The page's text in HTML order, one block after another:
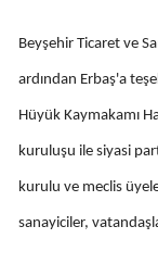
Beyşehir Ticaret ve
ardından Erbaş'a
Hüyük Kaymakamı
kuruluşu ile siyasi
kurulu ve meclis
sanayiciler,